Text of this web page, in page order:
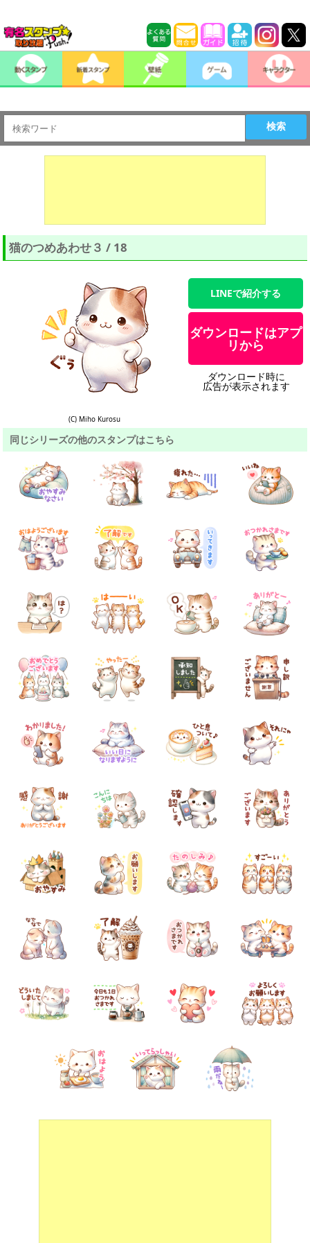
検索
猫のつめあわせ３ / 18
(C) Miho Kurosu
LINEで紹介する
ダウンロードはアプ
リから
ダウンロード時に
広告が表示されます
同じシリーズの他のスタンプはこちら